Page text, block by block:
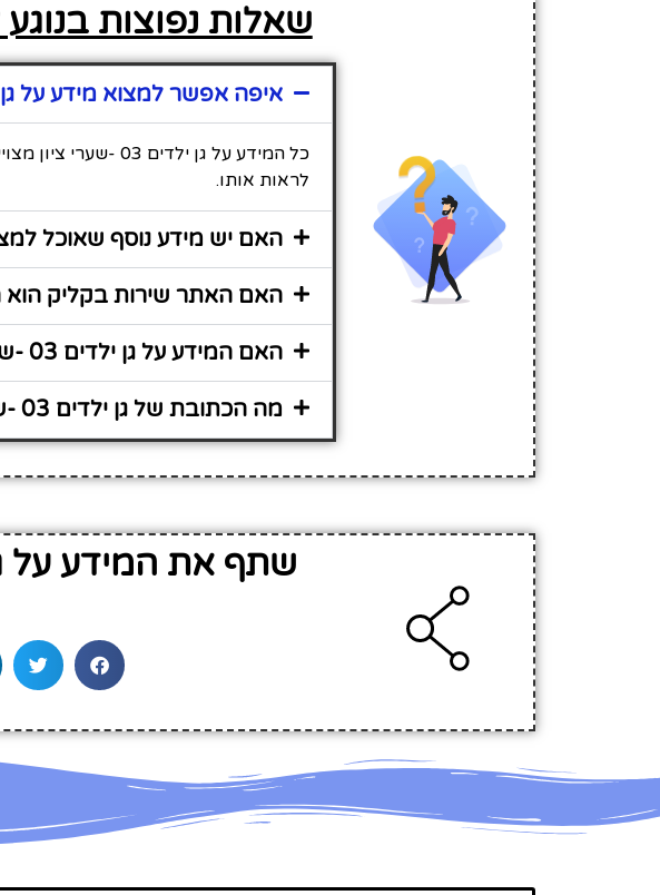
שאלות נפוצות בנוגע למידע
איפה אפשר למצוא מידע על גן ילדים 03 -
כל המידע על גן
לראות אותו.
האם יש מידע נוסף שאוכל למצוא על גן
האם האתר שירות בקליק הוא האתר
האם המידע על גן ילדים 03 -שערי ציון הוא בטוח מדוייק?
מה הכתובת של גן ילדים 03 -שערי ציון?